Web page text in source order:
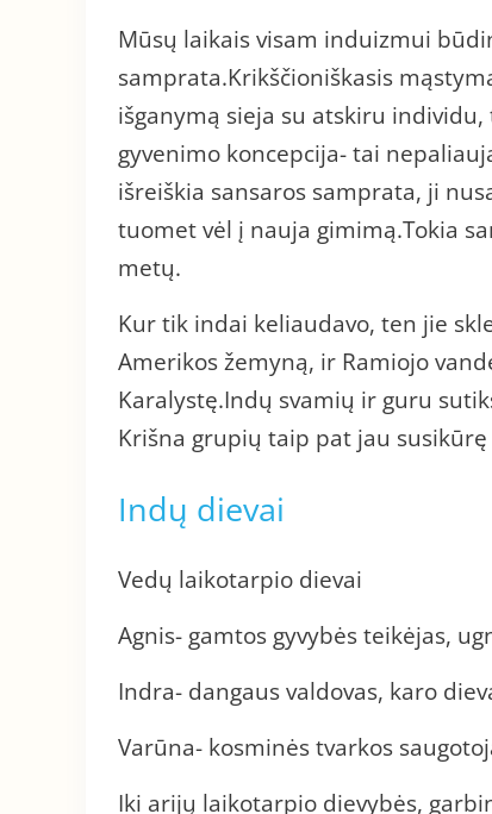
Mūsų laikais visam induizmui
samprata.Krikščioniškasis
išganymą sieja su atskiru
gyvenimo koncepcija- tai
išreiškia sansaros samprata, ji
tuomet vėl į nauja gimimą.Tokia
metų.
Kur tik indai keliaudavo, ten jie
Amerikos žemyną, ir Ramiojo
Karalystę.Indų svamių ir guru
Krišna grupių taip pat jau susikūrę
Indų dievai
Vedų laikotarpio dievai
Agnis- gamtos gyvybės teikėjas,
Indra- dangaus valdovas, karo
Varūna- kosminės tvarkos
Iki arijų laikotarpio dievybės,